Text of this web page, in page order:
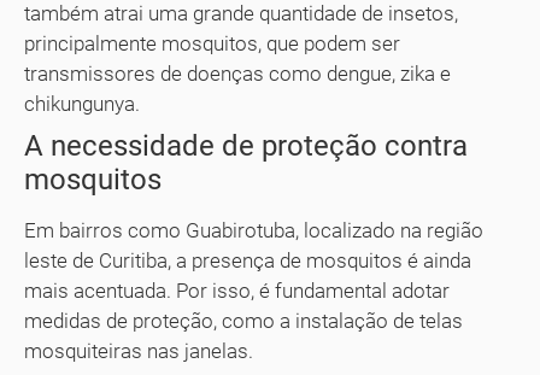
também atrai uma grande quantidade de insetos,
principalmente mosquitos, que podem ser
transmissores de doenças como dengue, zika e
chikungunya.
A necessidade de proteção contra
mosquitos
Em bairros como Guabirotuba, localizado na região
leste de Curitiba, a presença de mosquitos é ainda
mais acentuada. Por isso, é fundamental adotar
medidas de proteção, como a instalação de telas
mosquiteiras nas janelas.